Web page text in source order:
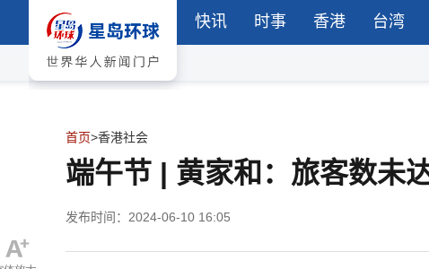
快讯 时事 香港 台湾
首页>香港社会
端午节 | 黄家和：旅客数未
发布时间：2024-06-10 16:05